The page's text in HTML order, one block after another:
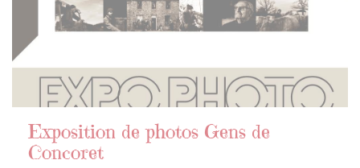
Exposition de photos Gens de
Concoret